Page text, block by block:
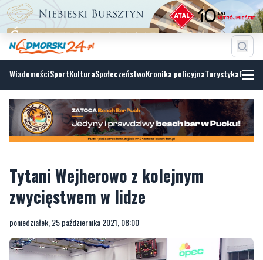
WiadomościSportKulturaSpołeczeństwoKronika policyjnaTurystyka
Tytani Wejherowo z kolejnym
zwycięstwem w lidze
poniedziałek, 25 października 2021, 08:00